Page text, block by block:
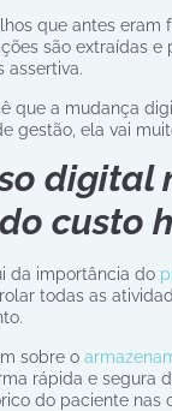
que antes eram
são extraídas e
assertiva.
que a mudança
gestão, ela vai
digital
custo
da importância do
todas as
sobre o
rápida e segura
do paciente nas